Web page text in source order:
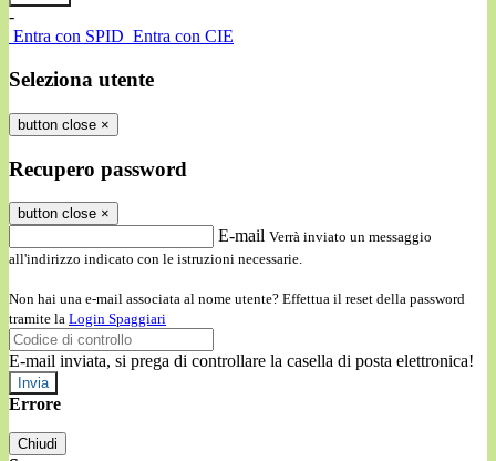
-
Entra con SPID Entra con CIE
Seleziona utente
button close ×
Recupero password
button close ×
E-mail Verrà inviato un messaggio
all'indirizzo indicato con le istruzioni necessarie.
Non hai una e-mail associata al nome utente? Effettua il reset della password
tramite la Login Spaggiari
E-mail inviata, si prega di controllare la casella di posta elettronica!
Errore
Chiudi